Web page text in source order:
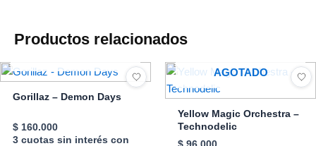
Productos relacionados
Gorillaz – Demon Days
$160.000
3 cuotas sin interés con
AGOTADO
Yellow Magic Orchestra –
Technodelic